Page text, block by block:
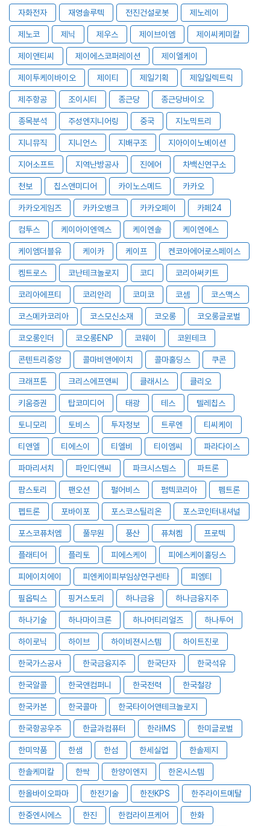
자화전자 재영솔루텍 전진건설로봇 제노레이
제노코 제닉 제우스 제이브이엠 제이씨케미칼
제이앤티씨 제이에스코퍼레이션 제이엘케이
제이투케이바이오 제이티 제일기획 제일일렉트릭
제주항공 조이시티 종근당 종근당바이오
종목분석 주성엔지니어링 중국 지노믹트리
지니뮤직 지니언스 지배구조 지아이이노베이션
지어소프트 지역난방공사 진에어 차백신연구소
천보 칩스앤미디어 카이노스메드 카카오
카카오게임즈 카카오뱅크 카카오페이 카페24
컴투스 케이아이엔엑스 케이엔솔 케이엔에스
케이엠더블유 케이카 케이프 켄코아에어로스페이스
켐트로스 코난테크놀로지 코디 코리아써키트
코리아에프티 코리안리 코미코 코셈 코스맥스
코스메카코리아 코스모신소재 코오롱 코오롱글로벌
코오롱인더 코오롱ENP 코웨이 코윈테크
콘텐트리중앙 콜마비앤에이치 콜마홀딩스 쿠콘
크래프톤 크리스에프앤씨 클래시스 클리오
키움증권 탑코미디어 태광 테스 텔레칩스
토니모리 토비스 투자정보 트루엔 티씨케이
티앤엘 티에스이 티엘비 티이엠씨 파라다이스
파마리서치 파인디앤씨 파크시스템스 파트론
팜스토리 팬오션 펄어비스 펌텍코리아 펨트론
펩트론 포바이포 포스코스틸리온 포스코인터내셔널
포스코퓨처엠 풀무원 풍산 퓨쳐켐 프로텍
플래티어 플리토 피에스케이 피에스케이홀딩스
피에이치에이 피엔케이피부임상연구센타 피엠티
필옵틱스 핑거스토리 하나금융 하나금융지주
하나기술 하나마이크론 하나머티리얼즈 하나투어
하이로닉 하이브 하이비젼시스템 하이트진로
한국가스공사 한국금융지주 한국단자 한국석유
한국알콜 한국앤컴퍼니 한국전력 한국철강
한국카본 한국콜마 한국타이어앤테크놀로지
한국항공우주 한글과컴퓨터 한라IMS 한미글로벌
한미약품 한샘 한섬 한세실업 한솔제지
한솔케미칼 한싹 한양이엔지 한온시스템
한올바이오파마 한전기술 한전KPS 한주라이트메탈
한중엔시에스 한진 한컴라이프케어 한화